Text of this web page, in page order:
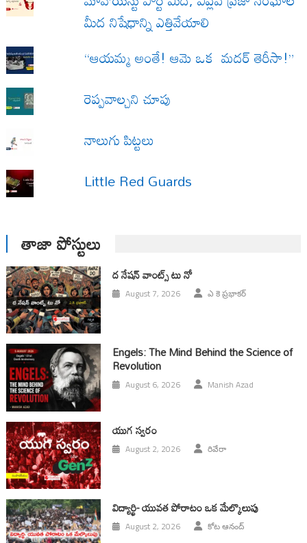
మీద నిషేధాన్ని ఎత్తివేయాలి
“ఆయమ్మ అంతే! ఆమె ఒక మదర్ తెరీసా!”
రెప్పవాల్చని చూపు
నాలుగు పిట్టలు
Little Red Guards
తాజా పోస్టులు
ద నేషన్ వాంట్స్ టు నో
August 7, 2026 ఎ కె ప్రభాకర్
Engels: The Mind Behind the Science of
Revolution
August 6, 2026 Manish Azad
యుగ స్వ‌రం
August 2, 2026 రివేరా
విద్యార్థి- యువత పోరాటం ఒక మేల్కొలుపు
August 2, 2026 కోట ఆనంద్